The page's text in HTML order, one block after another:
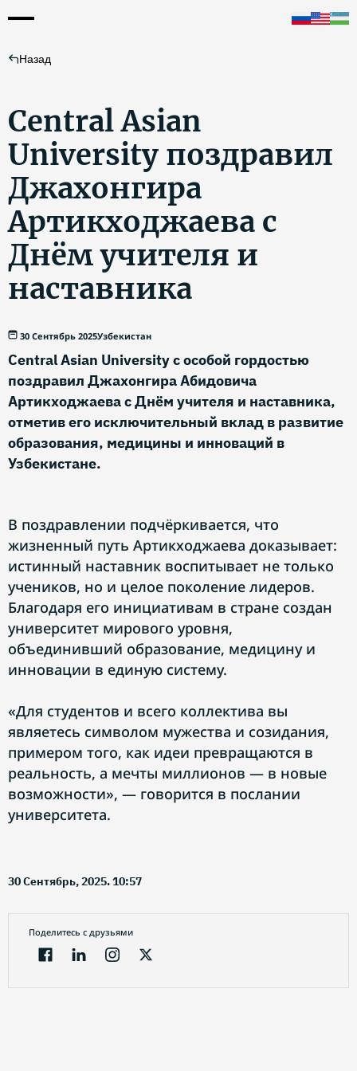
Назад
Central Asian
University поздравил
Джахонгира
Артикходжаева с
Днём учителя и
наставника
30 Сентябрь 2025Узбекистан
Central Asian University с особой гордостью
поздравил Джахонгира Абидовича
Артикходжаева с Днём учителя и наставника,
отметив его исключительный вклад в развитие
образования, медицины и инноваций в
Узбекистане.
В поздравлении подчёркивается, что
жизненный путь Артикходжаева доказывает:
истинный наставник воспитывает не только
учеников, но и целое поколение лидеров.
Благодаря его инициативам в стране создан
университет мирового уровня,
объединивший образование, медицину и
инновации в единую систему.
«Для студентов и всего коллектива вы
являетесь символом мужества и созидания,
примером того, как идеи превращаются в
реальность, а мечты миллионов — в новые
возможности», — говорится в послании
университета.
30 Сентябрь, 2025. 10:57
Поделитесь с друзьями